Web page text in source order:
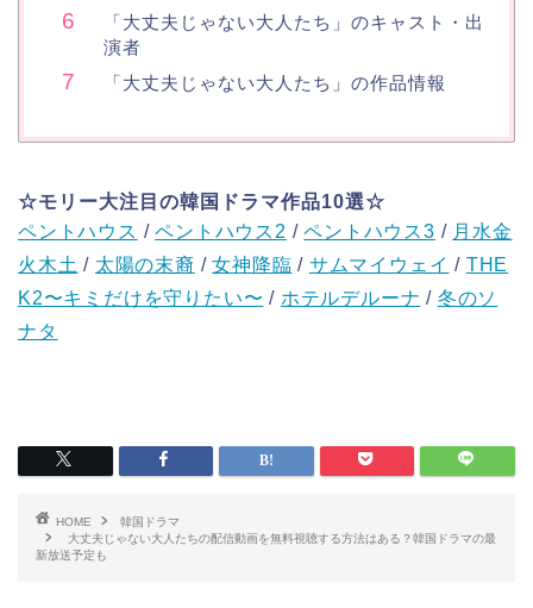
「大丈夫じゃない大人たち」のキャスト・出
演者
「大丈夫じゃない大人たち」の作品情報
☆モリー大注目の韓国ドラマ作品10選☆
ペントハウス /ペントハウス2 /ペントハウス3 / 月水金
火木土 / 太陽の末裔 /女神降臨 / サムマイウェイ / THE
K2〜キミだけを守りたい〜 / ホテルデルーナ / 冬のソ
ナタ
HOME
韓国ドラマ
大丈夫じゃない大人たちの配信動画を無料視聴する方法はある？韓国ドラマの最
新放送予定も